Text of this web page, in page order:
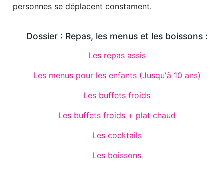
personnes se déplacent constament.
Dossier : Repas, les menus et les boissons :
Les repas assis
Les menus pour les enfants (Jusqu'à 10 ans)
Les buffets froids
Les buffets froids + plat chaud
Les cocktails
Les boissons